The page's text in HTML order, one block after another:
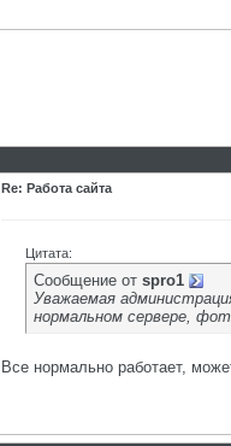
Re: Работа сайта
Цитата:
Сообщение от spro1
Уважаемая
нормальном сервере,
Все нормально работает,